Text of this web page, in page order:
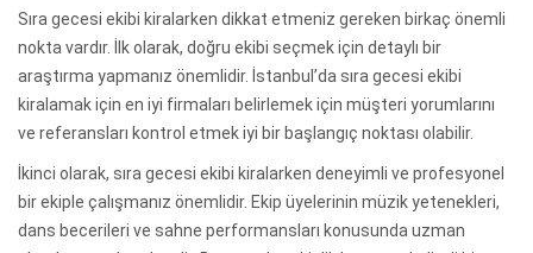
Sıra gecesi ekibi kiralarken dikkat etmeniz gereken birkaç önemli
nokta vardır. İlk olarak, doğru ekibi seçmek için detaylı bir
araştırma yapmanız önemlidir. İstanbul’da sıra gecesi ekibi
kiralamak için en iyi firmaları belirlemek için müşteri yorumlarını
ve referansları kontrol etmek iyi bir başlangıç noktası olabilir.
İkinci olarak, sıra gecesi ekibi kiralarken deneyimli ve profesyonel
bir ekiple çalışmanız önemlidir. Ekip üyelerinin müzik yetenekleri,
dans becerileri ve sahne performansları konusunda uzman